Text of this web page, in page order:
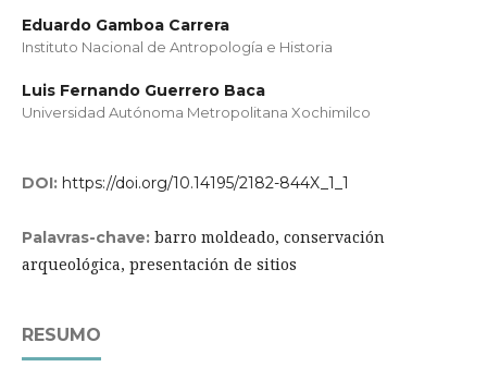
Eduardo Gamboa Carrera
Instituto Nacional de Antropología e Historia
Luis Fernando Guerrero Baca
Universidad Autónoma Metropolitana Xochimilco
DOI: https://doi.org/10.14195/2182-844X_1_1
Palavras-chave: barro moldeado, conservación
arqueológica, presentación de sitios
RESUMO